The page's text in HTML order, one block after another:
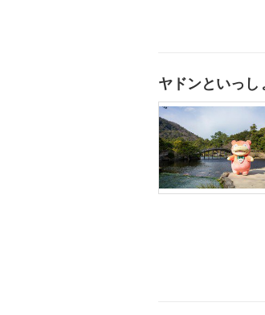
ヤドンといっ